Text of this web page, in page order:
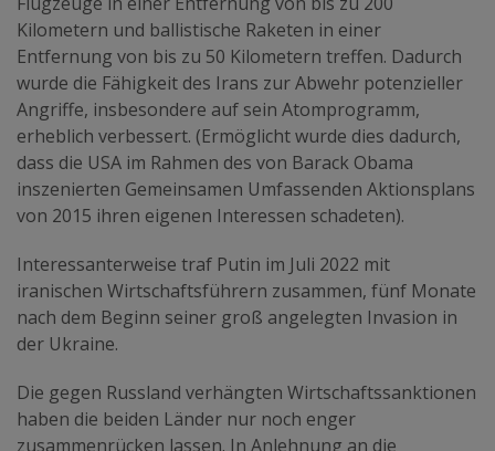
Kilometern und ballistische Raketen in einer
Entfernung von bis zu 50 Kilometern treffen. Dadurch
wurde die Fähigkeit des Irans zur Abwehr potenzieller
Angriffe, insbesondere auf sein Atomprogramm,
erheblich verbessert. (Ermöglicht wurde dies dadurch,
dass die USA im Rahmen des von Barack Obama
inszenierten Gemeinsamen Umfassenden Aktionsplans
von 2015 ihren eigenen Interessen schadeten).
Interessanterweise traf Putin im Juli 2022 mit
iranischen Wirtschaftsführern zusammen, fünf Monate
nach dem Beginn seiner groß angelegten Invasion in
der Ukraine.
Die gegen Russland verhängten Wirtschaftssanktionen
haben die beiden Länder nur noch enger
zusammenrücken lassen. In Anlehnung an die